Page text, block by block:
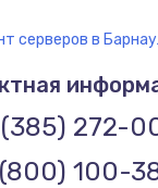
серверов в
272-
100-